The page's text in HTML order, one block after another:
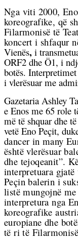
Nga viti 2000,
koreografike, që
Filarmonisë të
koncert i shfaqur
Vienës, i
ORF2 dhe Ö1, i
botës.
i vlerësuar me
Gazetaria Ashley
e Enos me 65 role
më të shquar dhe
vetë Eno Peçit,
dancer in many
është vlerësuar
dhe tejoqeanit”.
interpretuara
Peçin balerin i
listë mungojnë
interpretura nga
koreografike
europiane dhe
të ri të